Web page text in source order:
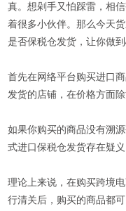
真。想剁手又怕踩雷，相
着很多小伙伴。那么今天
是否保税仓发货，让你做
首先在网络平台购买进口
发货的店铺，在价格方面
如果你购买的商品没有溯
式进口保税仓发货存在疑
理论上来说，在购买跨境
行清关后，购买的商品都